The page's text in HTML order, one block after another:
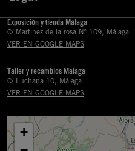
Exposición y tienda Málaga
C/ Martinez de la rosa Nº 109, Málaga
VER EN GOOGLE MAPS
Taller y recambios Málaga
C/ Luchana 10, Málaga
VER EN GOOGLE MAPS
+